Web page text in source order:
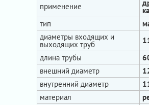
применение
тип
диаметры входящих и
выходящих труб
длина трубы
внешний диаметр
внутренний диаметр
материал